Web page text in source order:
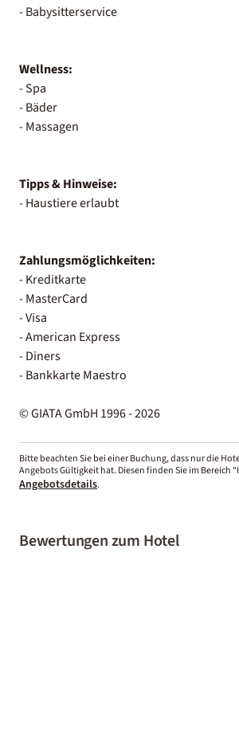
- Babysitterservice
Wellness:
- Spa
- Bäder
- Massagen
Tipps & Hinweise:
- Haustiere erlaubt
Zahlungsmöglichkeiten:
- Kreditkarte
- MasterCard
- Visa
- American Express
- Diners
- Bankkarte Maestro
© GIATA GmbH 1996 - 2026
Bitte beachten Sie bei einer Buchung, dass nur die
Angebots Gültigkeit hat. Diesen finden Sie im Bereich
Angebotsdetails.
Bewertungen zum Hotel